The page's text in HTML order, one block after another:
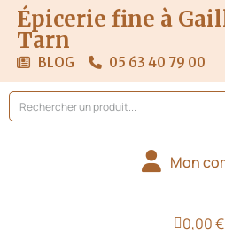
Épicerie fine à
Tarn
BLOG 05 63 40 79 00
Mon
0,00 €